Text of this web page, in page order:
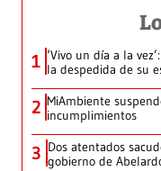
1 ‘Vivo un día a la
la despedida de su
2 MiAmbiente
incumplimientos
3 Dos atentados
gobierno de